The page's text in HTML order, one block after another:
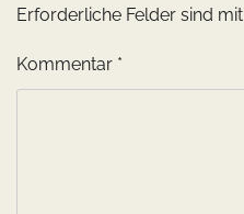
Erforderliche Felder sind mit
Kommentar *